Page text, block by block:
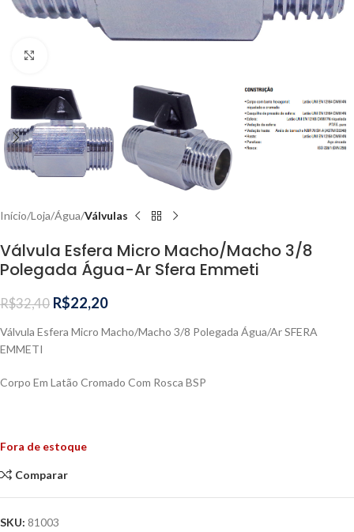
Início Loja Água Válvulas
Válvula Esfera Micro Macho/Macho 3/8
Polegada Água-Ar Sfera Emmeti
R$32,40 R$22,20
Válvula Esfera Micro Macho/Macho 3/8 Polegada Água/Ar SFERA
EMMETI
Corpo Em Latão Cromado Com Rosca BSP
Fora de estoque
Comparar
SKU: 81003